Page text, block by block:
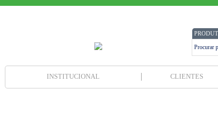
INSTITUCIONAL CLIENTES